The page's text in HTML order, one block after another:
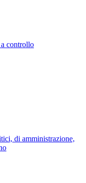
controllo
di amministrazione,